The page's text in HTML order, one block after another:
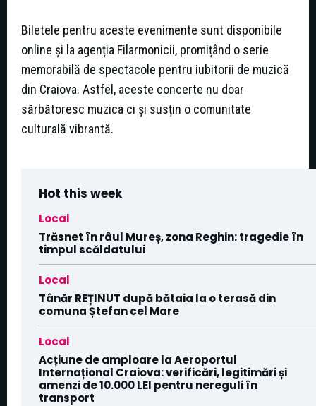
Biletele pentru aceste evenimente sunt disponibile
online și la agenția Filarmonicii, promițând o serie
memorabilă de spectacole pentru iubitorii de muzică
din Craiova. Astfel, aceste concerte nu doar
sărbătoresc muzica ci și susțin o comunitate
culturală vibrantă.
Hot this week
Local
Trăsnet în râul Mureș, zona Reghin: tragedie în
timpul scăldatului
Local
Tânăr REȚINUT după bătaia la o terasă din
comuna Ștefan cel Mare
Local
Acțiune de amploare la Aeroportul
Internațional Craiova: verificări, legitimări și
amenzi de 10.000 LEI pentru nereguli în
transport